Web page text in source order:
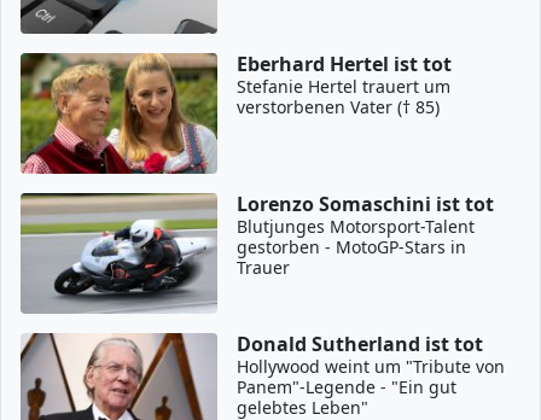
Eberhard Hertel ist tot
Stefanie Hertel trauert um
verstorbenen Vater († 85)
Lorenzo Somaschini ist tot
Blutjunges Motorsport-Talent
gestorben - MotoGP-Stars in
Trauer
Donald Sutherland ist tot
Hollywood weint um "Tribute von
Panem"-Legende - "Ein gut
gelebtes Leben"